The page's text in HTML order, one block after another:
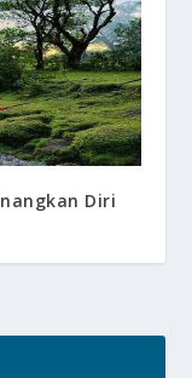
Diri